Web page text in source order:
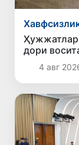
дори
тўхтатилди
4 авг